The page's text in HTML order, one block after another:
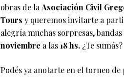
obras de la Asociación Civil
Tours y queremos invitarte a
alegría muchas sorpresas,
noviembre a las18 hs. ¿Te sumás?
Podés ya anotarte en el torneo